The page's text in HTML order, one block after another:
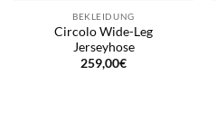
BEKLEIDUNG
Circolo Wide-Leg
Jerseyhose
259,00€